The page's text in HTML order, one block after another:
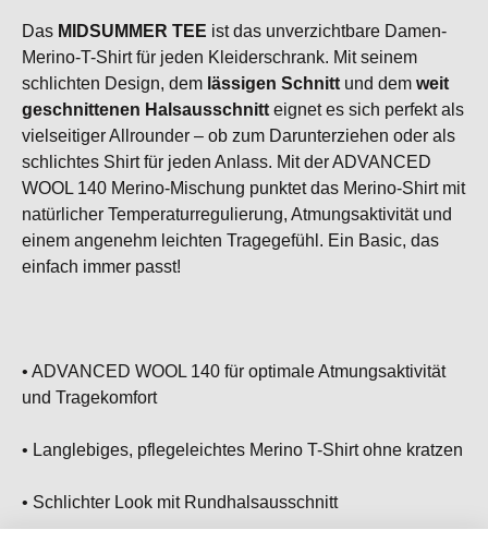
Das MIDSUMMER TEE ist das unverzichtbare Damen-
Merino-T-Shirt für jeden Kleiderschrank. Mit seinem
schlichten Design, dem lässigen Schnitt und dem weit
geschnittenen Halsausschnitt eignet es sich perfekt als
vielseitiger Allrounder – ob zum Darunterziehen oder als
schlichtes Shirt für jeden Anlass. Mit der ADVANCED
WOOL 140 Merino-Mischung punktet das Merino-Shirt mit
natürlicher Temperaturregulierung, Atmungsaktivität und
einem angenehm leichten Tragegefühl. Ein Basic, das
einfach immer passt!
• ADVANCED WOOL 140 für optimale Atmungsaktivität
und Tragekomfort
• Langlebiges, pflegeleichtes Merino T-Shirt ohne kratzen
• Schlichter Look mit Rundhalsausschnitt